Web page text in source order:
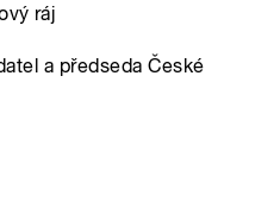
ráj
a předseda České